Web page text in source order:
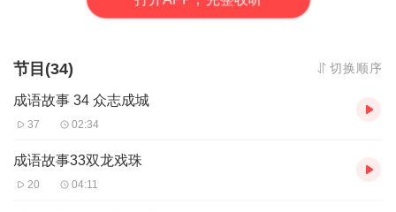
节目(34) 切换顺序
成语故事 34 众志成城
37 02:34
成语故事33双龙戏珠
20 04:11